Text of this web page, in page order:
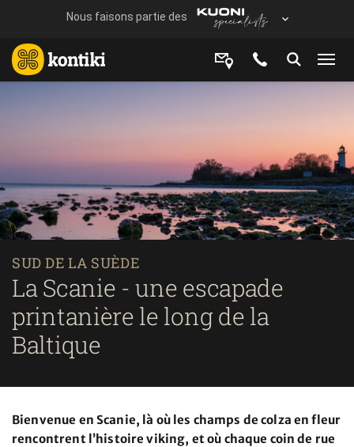
SUD DE LA SUÈDE
La Scanie - une escapade
printanière le long de la
Baltique
Bienvenue en Scanie, là où les champs de colza en fleur
rencontrent l’histoire viking, et où chaque coin de rue